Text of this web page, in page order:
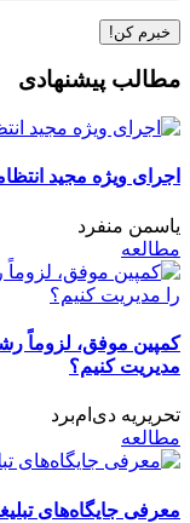
مطالب پیشنهادی
اجرای ویژه مجید
یاسمن منفرد
مطالعه
کمپین موفق، لزوماً
مدیریت کنیم؟
تحریریه دی‌ام‌برد
مطالعه
معرفی جایگاه‌های